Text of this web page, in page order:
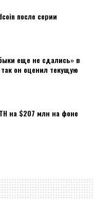
после серии
еще не сдались» в
он оценил текущую
на $207 млн на фоне